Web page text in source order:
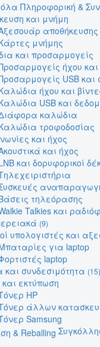
Πληροφορική &
και μνήμη
αποθήκευσης
μνήμης
και προσαρμογείς
ήχου και
USB και
ήχου και
USB και
καλώδια
τροφοδοσίας
και ήχος
και ήχος
και δορυφορικοί
τηλεόρασης
Talkies και
(9)
υπολογιστές και
για laptop
laptop
και συνδεσιμότητα (15)
εκτύπωση
HP
άλλων
Samsung